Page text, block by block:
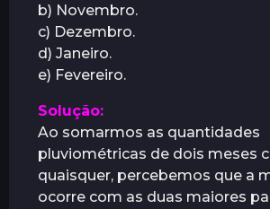
b) Novembro.
c) Dezembro.
d) Janeiro.
e) Fevereiro.
Solução:
Ao somarmos as quantidades
pluviométricas de dois meses
quaisquer, percebemos que a
ocorre com as duas maiores